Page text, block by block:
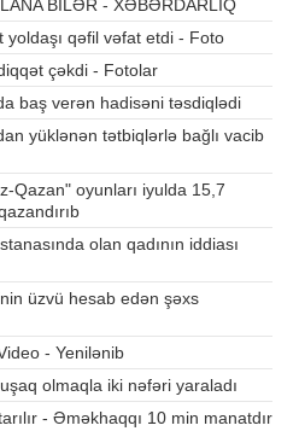
BİLƏR - XƏBƏRDARLIQ
yoldaşı qəfil vəfat etdi - Foto
çəkdi - Fotolar
baş verən hadisəni təsdiqlədi
yüklənən tətbiqlərlə bağlı vacib
Qazan" oyunları iyulda 15,7
olan qadının iddiası
üzvü hesab edən şəxs
- Yenilənib
olmaqla iki nəfəri yaraladı
- Əməkhaqqı 10 min manatdır